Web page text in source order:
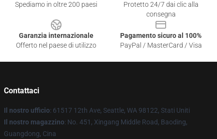
Spediamo in oltre 200 paesi
Protetto 24/7 dai clic alla
consegna
Garanzia internazionale
Offerto nel paese di utilizzo
Pagamento sicuro al 100%
PayPal / MasterCard / Visa
Contattaci
Il nostro ufficio: 61517 12th Ave, Seattle, WA 98122, Stati Uniti
Il nostro magazzino: No. 451, Xingang Middle Road, Baoding,
Guangdong, Cina